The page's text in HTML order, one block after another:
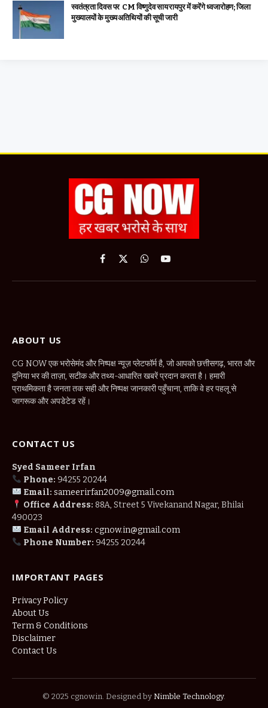
स्वतंत्रता दिवस पर CM विष्णुदेव साय रायपुर में करेंगे ध्वजारोहण; जिला
मुख्यालयों के मुख्य अतिथियों की सूची जारी
Facebook
X
WhatsApp
YouTube
ABOUT US
CG NOW एक भरोसेमंद और निष्पक्ष न्यूज़ प्लेटफॉर्म है, जो आपको छत्तीसगढ़, भारत और
दुनिया भर की ताज़ा, सटीक और तथ्य-आधारित खबरें प्रदान करता है। हमारी
प्राथमिकता है जनता तक सही और निष्पक्ष जानकारी पहुँचाना, ताकि वे हर पहलू से
जागरूक और अपडेटेड रहें।
CONTACT US
Syed Sameer Irfan
Phone: 94255 20244
Email: sameerirfan2009@gmail.com
Office Address: 88A, Street 5 Vivekanand Nagar, Bhilai
490023
Email Address: cgnow.in@gmail.com
Phone Number: 94255 20244
IMPORTANT PAGES
Privacy Policy
About Us
Term & Conditions
Disclaimer
Contact Us
© 2025 cgnow.in. Designed by Nimble Technology.